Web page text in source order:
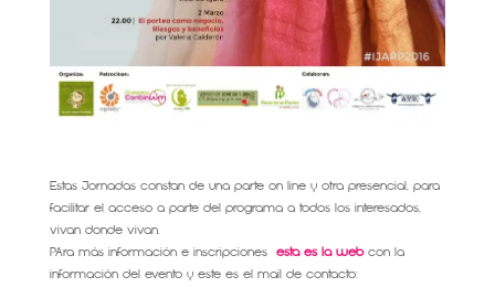
Estas Jornadas constan de una parte on line y otra presencial, para
facilitar el acceso a parte del programa a todos los interesados,
vivan donde vivan.
PAra más información e inscripciones esta es la web con la
información del evento y este es el mail de contacto: